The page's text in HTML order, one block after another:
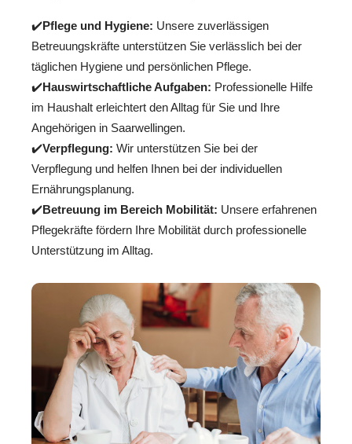
✔️Pflege und Hygiene: Unsere zuverlässigen
Betreuungskräfte unterstützen Sie verlässlich bei der
täglichen Hygiene und persönlichen Pflege.
✔️Hauswirtschaftliche Aufgaben: Professionelle Hilfe
im Haushalt erleichtert den Alltag für Sie und Ihre
Angehörigen in Saarwellingen.
✔️Verpflegung: Wir unterstützen Sie bei der
Verpflegung und helfen Ihnen bei der individuellen
Ernährungsplanung.
✔️Betreuung im Bereich Mobilität: Unsere erfahrenen
Pflegekräfte fördern Ihre Mobilität durch professionelle
Unterstützung im Alltag.